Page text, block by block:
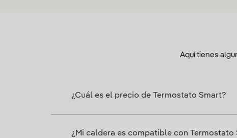
Aquí tienes
¿Cuál es el precio de Termostato Smart?
¿Mi caldera es compatible con Termostato